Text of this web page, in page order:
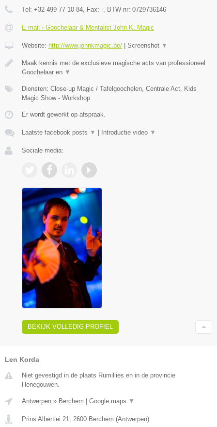
Tel: +32 499 77 10 84, Fax: -, BTW-nr: 0729736146
E-mail › Goochelaar & Mentalist John K. Magic
Website: http://www.johnkmagic.be/ Screenshot ▼
Maak kennis met de exclusieve magische acts van professioneel
Goochelaar en ▼
Diensten: Close-up Magic / Tafelgoochelen, Centrale Act, Kids
Magic Show - Workshop
Er wordt gewerkt op afspraak.
Laatste facebook posts ▼ Introductie video ▼
Sociale media:
BEKIJK VOLLEDIG PROFIEL
Len Korda
Niet gevestigd in de plaats Rumillies en in de provincie
Henegouwen.
Antwerpen » Berchem Google maps ▼
Prins Albertlei 21, 2600 Berchem (Antwerpen)